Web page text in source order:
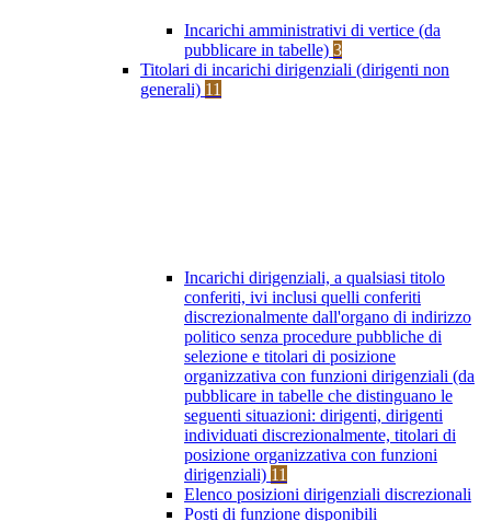
Incarichi amministrativi di vertice (da
pubblicare in tabelle) 3
Titolari di incarichi dirigenziali (dirigenti non
generali) 11
Incarichi dirigenziali, a qualsiasi titolo
conferiti, ivi inclusi quelli conferiti
discrezionalmente dall'organo di indirizzo
politico senza procedure pubbliche di
selezione e titolari di posizione
organizzativa con funzioni dirigenziali (da
pubblicare in tabelle che distinguano le
seguenti situazioni: dirigenti, dirigenti
individuati discrezionalmente, titolari di
posizione organizzativa con funzioni
dirigenziali) 11
Elenco posizioni dirigenziali discrezionali
Posti di funzione disponibili